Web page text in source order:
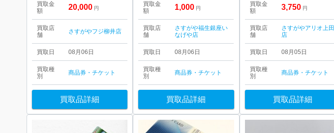
買取金
額
20,000 円
買取店
舗
さすがやフジ柳井店
買取日 08月06日
買取種
別
商品券・チケット
買取品詳細
買取金
額
1,000 円
買取店
舗
さすがや福生銀座い
なげや店
買取日 08月06日
買取種
別
商品券・チケット
買取品詳細
買取金
額
3,750 円
買取店
舗
さすがやアリオ上田
店
買取日 08月05日
買取種
別
商品券・チケット
買取品詳細